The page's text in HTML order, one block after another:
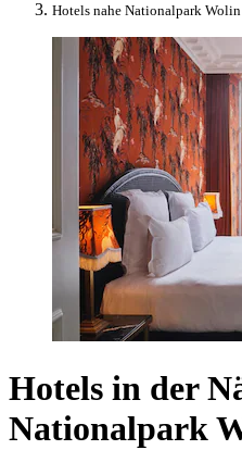
Hotels nahe Nationalpark Wolin
Hotels in der
Nationalpark